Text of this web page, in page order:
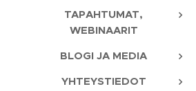
TAPAHTUMAT,
WEBINAARIT
BLOGI JA MEDIA
YHTEYSTIEDOT